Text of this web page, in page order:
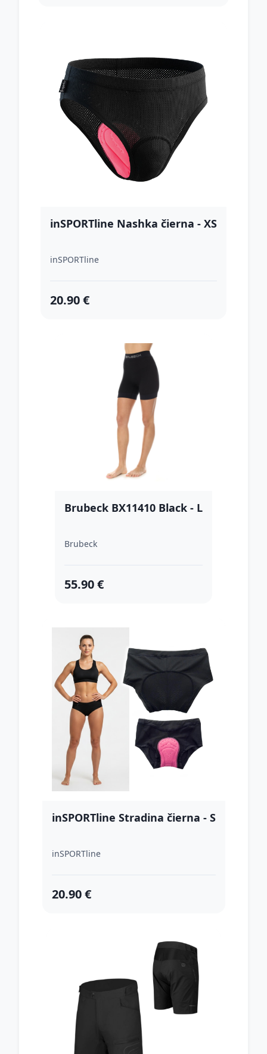
inSPORTline Nashka čierna - XS
inSPORTline
20.90 €
Brubeck BX11410 Black - L
Brubeck
55.90 €
inSPORTline Stradina čierna - S
inSPORTline
20.90 €